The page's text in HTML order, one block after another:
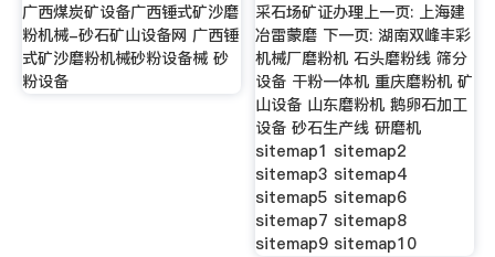
广西煤炭矿设备广西锤式矿沙磨
粉机械-砂石矿山设备网 广西锤
式矿沙磨粉机械砂粉设备械 砂
粉设备
采石场矿证办理上一页: 上海建
冶雷蒙磨 下一页: 湖南双峰丰彩
机械厂磨粉机 石头磨粉线 筛分
设备 干粉一体机 重庆磨粉机 矿
山设备 山东磨粉机 鹅卵石加工
设备 砂石生产线 研磨机
sitemap1 sitemap2
sitemap3 sitemap4
sitemap5 sitemap6
sitemap7 sitemap8
sitemap9 sitemap10